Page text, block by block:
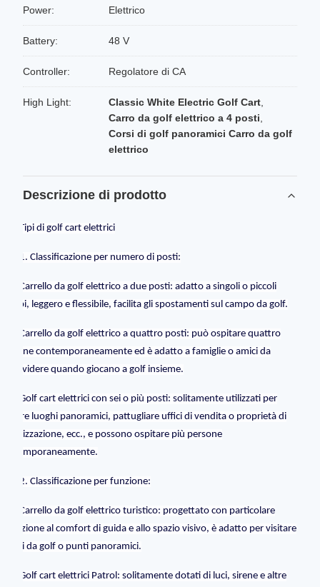
Power: Elettrico
Battery: 48 V
Controller: Regolatore di CA
High Light: Classic White Electric Golf Cart
Carro da golf elettrico a 4 posti
Corsi di golf panoramici Carro da golf
elettrico
Descrizione di prodotto
Tipi di golf cart elettrici
1. Classificazione per numero di posti:
Carrello da golf elettrico a due posti: adatto a singoli o piccoli
leggero e flessibile, facilita gli spostamenti sul campo da golf.
Carrello da golf elettrico a quattro posti: può ospitare quattro
contemporaneamente ed è adatto a famiglie o amici da
quando giocano a golf insieme.
Golf cart elettrici con sei o più posti: solitamente utilizzati per
luoghi panoramici, pattugliare uffici di vendita o proprietà di
ecc., e possono ospitare più persone
2. Classificazione per funzione:
Carrello da golf elettrico turistico: progettato con particolare
al comfort di guida e allo spazio visivo, è adatto per visitare
da golf o punti panoramici.
Golf cart elettrici Patrol: solitamente dotati di luci, sirene e altre